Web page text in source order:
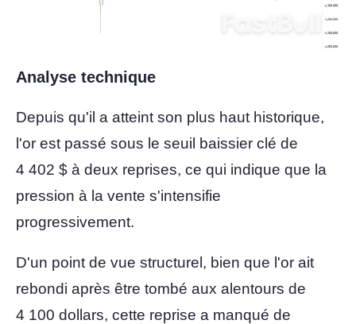
Analyse technique
Depuis qu'il a atteint son plus haut historique,
l'or est passé sous le seuil baissier clé de
4 402 $ à deux reprises, ce qui indique que la
pression à la vente s'intensifie
progressivement.
D'un point de vue structurel, bien que l'or ait
rebondi après être tombé aux alentours de
4 100 dollars, cette reprise a manqué de